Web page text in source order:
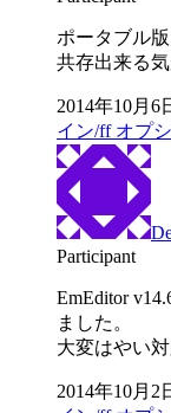
ポータブル
共存出来る
2014年10月6
イン/ff オプ
Participant
EmEditor
ました。
大変はやい
2014年10月2